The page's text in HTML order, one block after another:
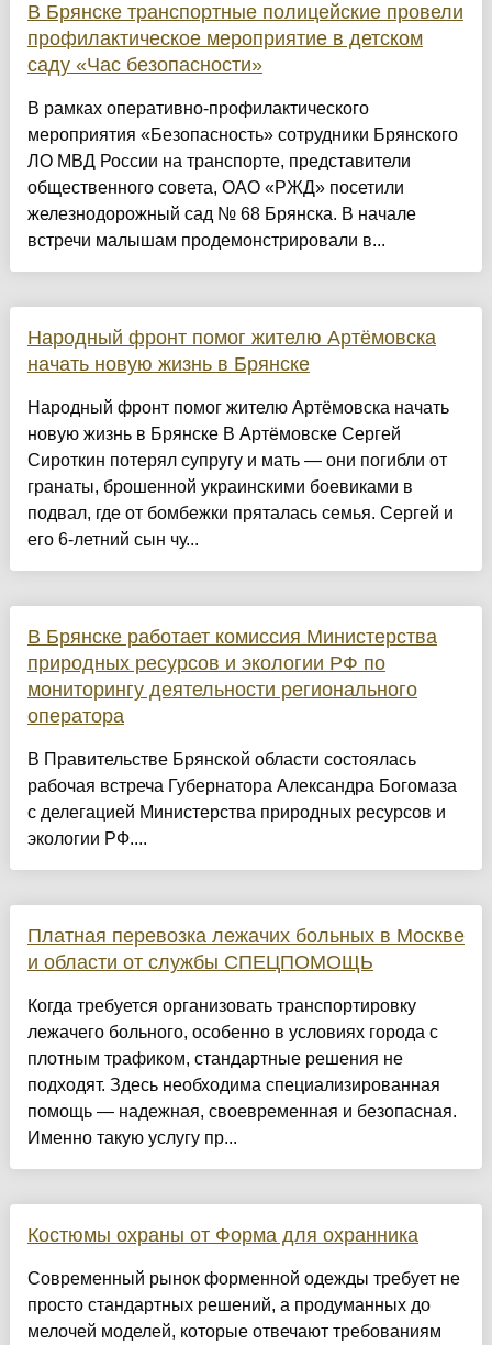
В Брянске транспортные полицейские провели
профилактическое мероприятие в детском
саду «Час безопасности»
В рамках оперативно-профилактического
мероприятия «Безопасность» сотрудники Брянского
ЛО МВД России на транспорте, представители
общественного совета, ОАО «РЖД» посетили
железнодорожный сад № 68 Брянска. В начале
встречи малышам продемонстрировали в...
Народный фронт помог жителю Артёмовска
начать новую жизнь в Брянске
Народный фронт помог жителю Артёмовска начать
новую жизнь в Брянске В Артёмовске Сергей
Сироткин потерял супругу и мать — они погибли от
гранаты, брошенной украинскими боевиками в
подвал, где от бомбежки пряталась семья. Сергей и
его 6-летний сын чу...
В Брянске работает комиссия Министерства
природных ресурсов и экологии РФ по
мониторингу деятельности регионального
оператора
В Правительстве Брянской области состоялась
рабочая встреча Губернатора Александра Богомаза
с делегацией Министерства природных ресурсов и
экологии РФ....
Платная перевозка лежачих больных в Москве
и области от службы СПЕЦПОМОЩЬ
Когда требуется организовать транспортировку
лежачего больного, особенно в условиях города с
плотным трафиком, стандартные решения не
подходят. Здесь необходима специализированная
помощь — надежная, своевременная и безопасная.
Именно такую услугу пр...
Костюмы охраны от Форма для охранника
Современный рынок форменной одежды требует не
просто стандартных решений, а продуманных до
мелочей моделей, которые отвечают требованиям